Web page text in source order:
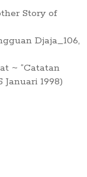
Story of
Djaja_106,
~ “Catatan
1998)